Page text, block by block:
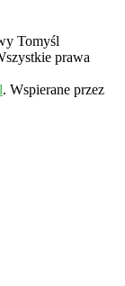
Tomyśl
prawa
. Wspierane przez